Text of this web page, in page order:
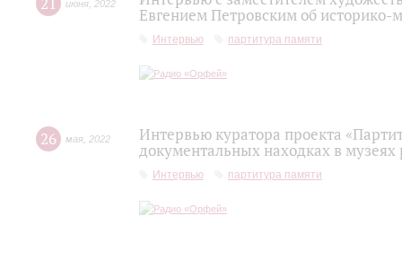
июня 2022
Евгением Петровским об
Интервью партитура памяти
26 мая 2022
Интервью куратора проекта
документальных находках в музеях
Интервью партитура памяти